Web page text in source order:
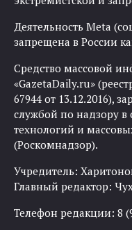
Деятельность Meta
запрещена в России
Средство массовой
«GazetaDaily.ru»
67944 от 13.12.2016),
службой по надзору
технологий и
(Роскомнадзор).
Учредитель:
Главный редактор:
Телефон редакции: 8